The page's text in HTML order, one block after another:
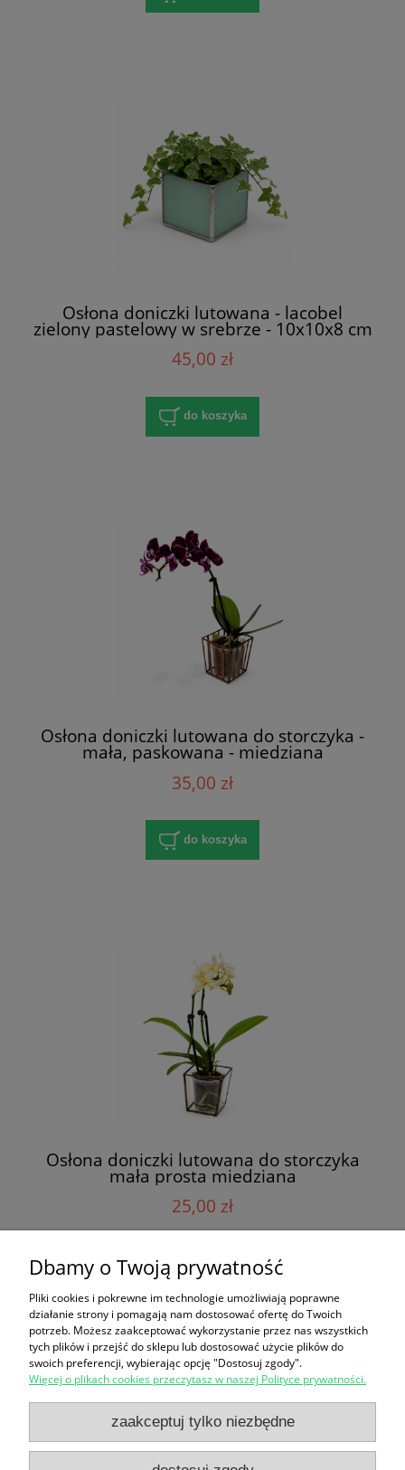
Osłona doniczki lutowana - lacobel
zielony pastelowy w srebrze - 10x10x8 cm
45,00 zł
do koszyka
Osłona doniczki lutowana do storczyka -
mała, paskowana - miedziana
35,00 zł
do koszyka
Osłona doniczki lutowana do storczyka
mała prosta miedziana
25,00 zł
do koszyka
« 1 2 3 4 5
Zakupy
Pomoc
Dbamy o Twoją prywatność
Pliki cookies i pokrewne im technologie umożliwiają poprawne
działanie strony i pomagają nam dostosować ofertę do Twoich
potrzeb. Możesz zaakceptować wykorzystanie przez nas wszystkich
tych plików i przejść do sklepu lub dostosować użycie plików do
swoich preferencji, wybierając opcję "Dostosuj zgody".
Więcej o plikach cookies przeczytasz w naszej Polityce prywatności.
zaakceptuj tylko niezbędne